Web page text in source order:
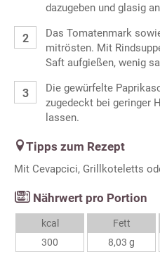
dazugeben und glasig
Das Tomatenmark
mitrösten. Mit
Saft aufgießen, wenig
Die gewürfelte
zugedeckt bei geringer
lassen.
Tipps zum Rezept
Mit Cevapcici, Grillkoteletts
Nährwert pro Portion
kcal
300
Fett
8,03 g